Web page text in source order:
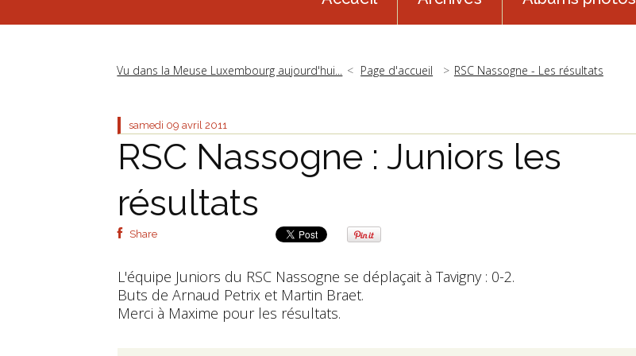
Vu dans la Meuse Luxembourg aujourd'hui... Page d'accueil RSC Nassogne - Les résultats
samedi 09 avril 2011
RSC Nassogne : Juniors les
résultats
Share
L'équipe Juniors du RSC Nassogne se déplaçait à Tavigny : 0-2.
Buts de Arnaud Petrix et Martin Braet.
Merci à Maxime pour les résultats.